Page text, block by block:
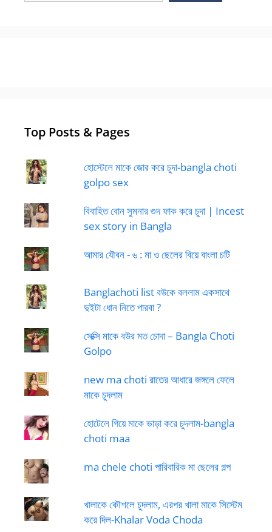
Top Posts & Pages
হোস্টেলে মাকে জোর করে চুদা-bangla choti
golpo sex
বিবাহিত বোন সুমনার গুদ ফাক করে চুদা | Incest
sex story in Bangla
আমার যৌবন - ৬ : মা ও ছেলের বিয়ে বাংলা চটি
Banglachoti list বউকে বললাম একসাথে
দুইটা ধোন নিতে পারবা ?
সেক্সি মাকে বউর মত চোদা – Bangla Choti
Golpo
new ma choti রাতের আধারে জঙ্গলে ফেলে
মাকে চুদলাম
হোটেলে গিয়ে মাকে ভাড়া করে চুদলাম-bangla
choti maa
ma chele choti পারিবারিক মা ছেলের গল্প
খালাকে কৌশলে চুদলাম, এরপর খালা মাকে সিস্টেম
করে দিল-Khalar Voda Choda